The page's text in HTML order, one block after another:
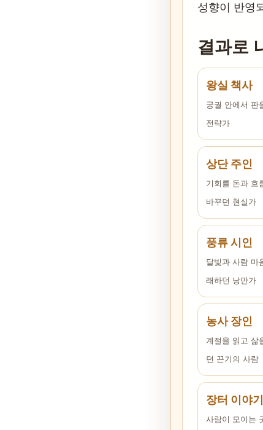
성향이 반영
결과로
왕실 책사
궁궐 안에서 판
전략가
상단 주인
기회를 돈과 흐
바꾸던 현실가
풍류 시인
달빛과 사람 마
래하던 낭만가
농사 장인
계절을 읽고 삶
던 끈기의 사람
장터 이야
사람이 모이는